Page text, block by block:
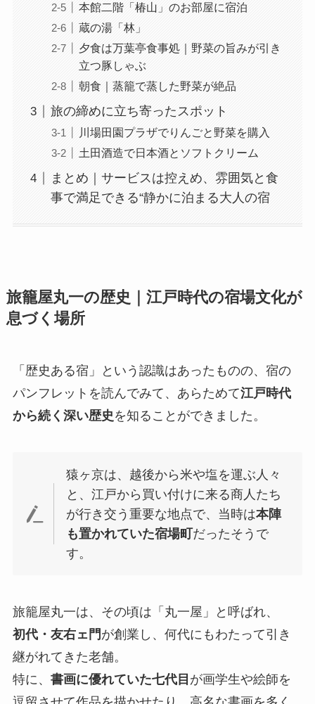
本館二階「椿山」のお部屋に宿泊
蔵の湯「林」
夕食は万葉亭食事処｜野菜の旨みが引き
立つ豚しゃぶ
朝食｜蒸籠で蒸した野菜が絶品
旅の締めに立ち寄ったスポット
川場田園プラザでりんごと野菜を購入
土田酒造で日本酒とソフトクリーム
まとめ｜サービスは控えめ、雰囲気と食
事で満足できる“静かに泊まる大人の宿
旅籠屋丸一の歴史｜江戸時代の宿場文化が
息づく場所
「歴史ある宿」という認識はあったものの、宿の
パンフレットを読んでみて、あらためて江戸時代
から続く深い歴史 を知ることができました。
猿ヶ京は、越後から米や塩を運ぶ人々
と、江戸から買い付けに来る商人たち
が行き交う重要な地点で、当時は本陣
も置かれていた宿場町だったそうで
す。
旅籠屋丸一は、その頃は「丸一屋」と呼ばれ、
初代・友右ェ門 が創業し、何代にもわたって引き
継がれてきた老舗。
特に、 書画に優れていた七代目 が画学生や絵師を